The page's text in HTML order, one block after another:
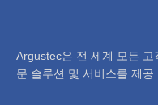
Argustec은 전 세계 모든
문 솔루션 및 서비스를 제공